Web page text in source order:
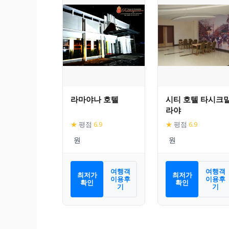
라마야나 호텔
★ 평점 6.9
최저가
확인
여행객
이용후
기
시티 호텔 타시크
라야
★ 평점 6.9
최저가
확인
여행객
이용후
기